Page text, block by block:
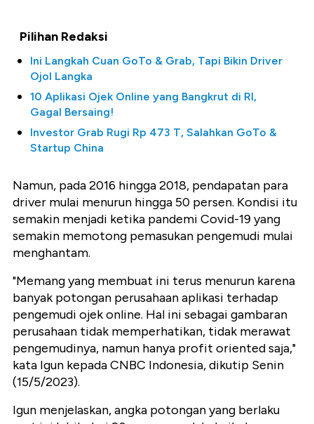
Pilihan Redaksi
Ini Langkah Cuan GoTo & Grab, Tapi Bikin Driver
Ojol Langka
10 Aplikasi Ojek Online yang Bangkrut di RI,
Gagal Bersaing!
Investor Grab Rugi Rp 473 T, Salahkan GoTo &
Startup China
Namun, pada 2016 hingga 2018, pendapatan para
driver mulai menurun hingga 50 persen. Kondisi itu
semakin menjadi ketika pandemi Covid-19 yang
semakin memotong pemasukan pengemudi mulai
menghantam.
"Memang yang membuat ini terus menurun karena
banyak potongan perusahaan aplikasi terhadap
pengemudi ojek online. Hal ini sebagai gambaran
perusahaan tidak memperhatikan, tidak merawat
pengemudinya, namun hanya profit oriented saja,"
kata Igun kepada CNBC Indonesia, dikutip Senin
(15/5/2023).
Igun menjelaskan, angka potongan yang berlaku